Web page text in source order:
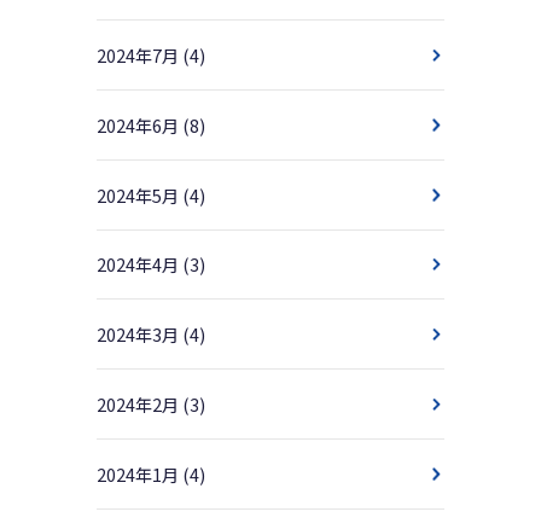
2024年7月 (4)
2024年6月 (8)
2024年5月 (4)
2024年4月 (3)
2024年3月 (4)
2024年2月 (3)
2024年1月 (4)